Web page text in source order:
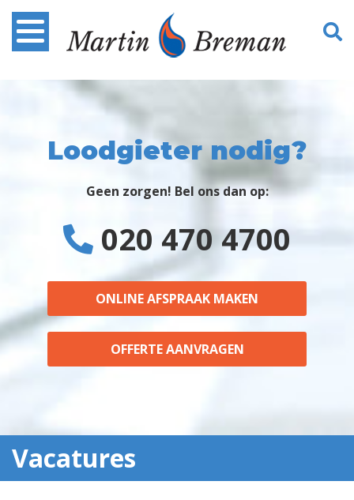
Loodgieter nodig?
Geen zorgen! Bel ons dan op:
020 470 4700
ONLINE AFSPRAAK MAKEN
OFFERTE AANVRAGEN
Vacatures